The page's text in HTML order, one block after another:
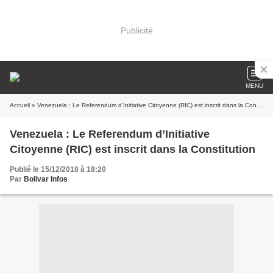
Publicité
MENU
Accueil » Venezuela : Le Referendum d’Initiative Citoyenne (RIC) est inscrit dans la Constitution
Venezuela : Le Referendum d’Initiative
Citoyenne (RIC) est inscrit dans la Constitution
Publié le 15/12/2018 à 18:20
Par Bolivar Infos